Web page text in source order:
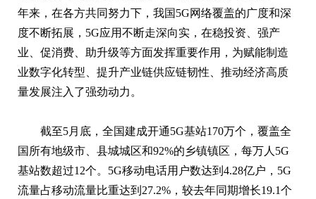
年来，在各方共同努力下，我国5G网络覆盖的广度和深
度不断拓展，5G应用不断走深向实，在稳投资、强产
业、促消费、助升级等方面发挥重要作用，为赋能制造
业数字化转型、提升产业链供应链韧性、推动经济高质
量发展注入了强劲动力。
截至5月底，全国建成开通5G基站170万个，覆盖全
国所有地级市、县城城区和92%的乡镇镇区，每万人5G
基站数超过12个。5G移动电话用户数达到4.28亿户，5G
流量占移动流量比重达到27.2%，较去年同期增长19.1个